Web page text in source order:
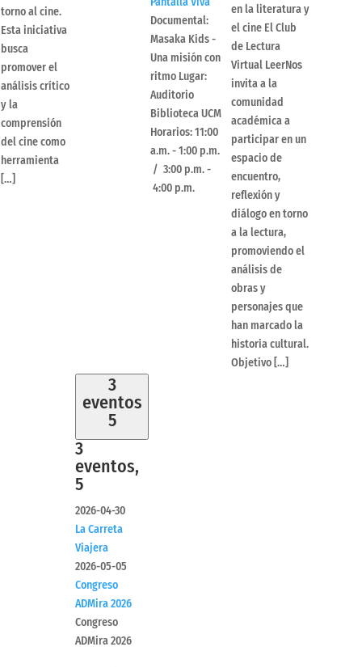
torno al cine.
Esta iniciativa
busca
promover el
análisis crítico
y la
comprensión
del cine como
herramienta
[…]
Documental:
Masaka Kids -
Una misión con
ritmo Lugar:
Auditorio
Biblioteca UCM
Horarios: 11:00
a.m. - 1:00 p.m.
/ 3:00 p.m. -
4:00 p.m.
en la literatura y
el cine El Club
de Lectura
Virtual LeerNos
invita a la
comunidad
académica a
participar en un
espacio de
encuentro,
reflexión y
diálogo en torno
a la lectura,
promoviendo el
análisis de
obras y
personajes que
han marcado la
historia cultural.
Objetivo […]
3
eventos
5
3
eventos,
5
2026-04-30
La Carreta
Viajera
2026-05-05
Congreso
ADMira 2026
Congreso
ADMira 2026